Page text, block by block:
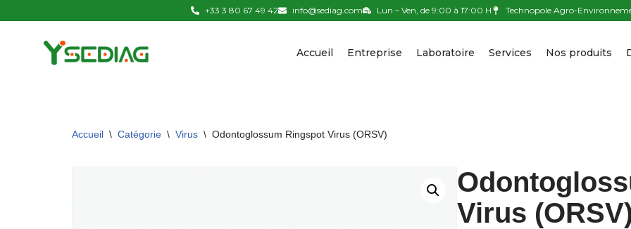
+33 3 80 67 49 42 info@sediag.com Lun – Ven, de 9:00 à 17:00 H Technopole Agro-
Accueil Entreprise Laboratoire Services Nos produits
Accueil \ Catégorie \ Virus \ Odontoglossum Ringspot Virus (ORSV)
Virus